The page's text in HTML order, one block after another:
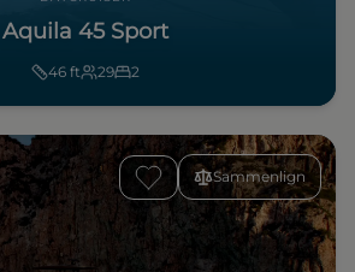
Aquila 45 Sport
46 ft 29 2
Sammenlign